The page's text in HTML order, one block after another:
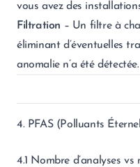
vous avez des
Filtration – Un filtre à
éliminant d’éventuelles
anomalie n’a été détectée.
4. PFAS (Polluants
4.1 Nombre d’analyses vs